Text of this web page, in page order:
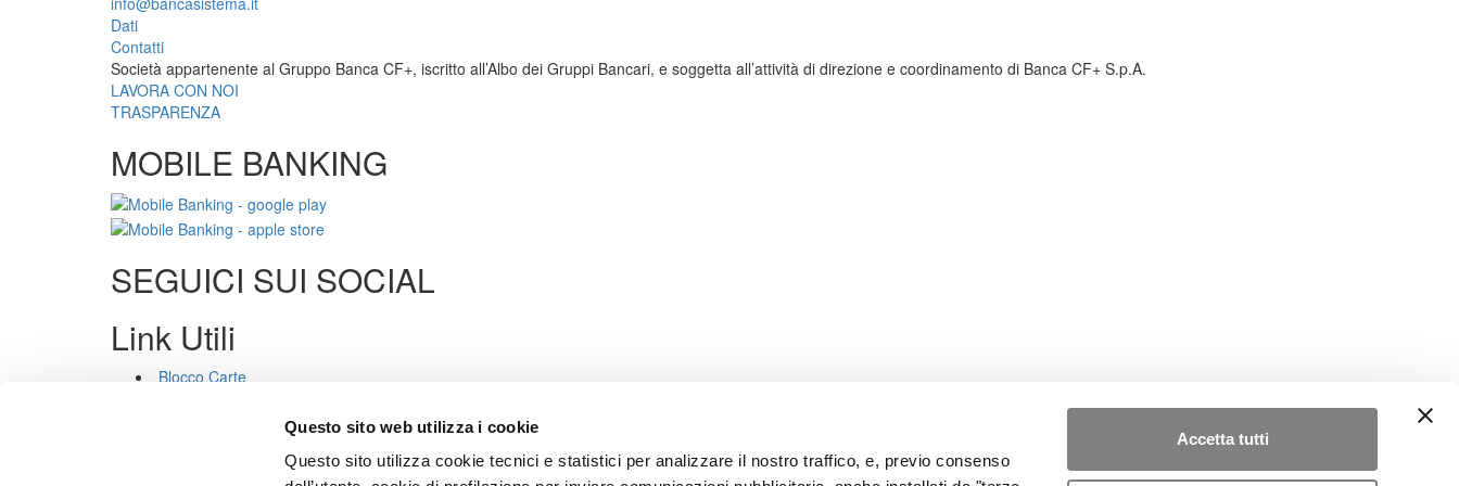
Questo sito web utilizza i cookie
Questo sito utilizza cookie tecnici e statistici per analizzare il nostro traffico, e, previo consenso
Accetta tutti
Dati
Contatti
Società appartenente al Gruppo Banca CF+, iscritto all’Albo dei Gruppi Bancari, e soggetta all’attività di direzione e coordinamento di Banca CF+ S.p.A.
LAVORA CON NOI
TRASPARENZA
MOBILE BANKING
SEGUICI SUI SOCIAL
Link Utili
Blocco Carte